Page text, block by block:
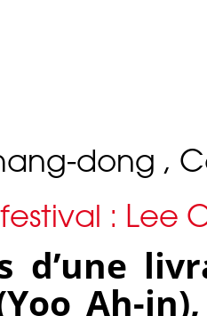
dong ,
: Lee
d’une
Yoo Ah-in